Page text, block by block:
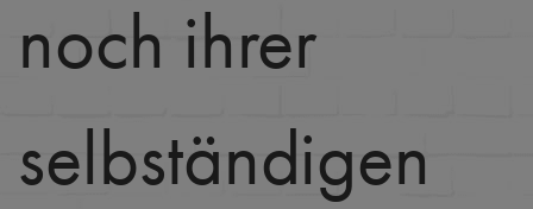
noch ihrer
selbständigen